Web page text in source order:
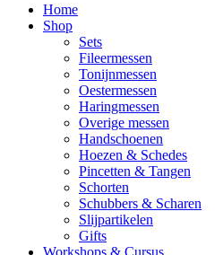
Home
Shop
Sets
Fileermessen
Tonijnmessen
Oestermessen
Haringmessen
Overige messen
Handschoenen
Hoezen & Schedes
Pincetten & Tangen
Schorten
Schubbers & Scharen
Slijpartikelen
Gifts
Workshops & Cursus